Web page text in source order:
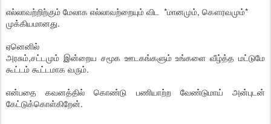
எல்லாவற்றிற்கும் மேலாக எல்லாவற்றையும் விட *மானமும், கௌரவமும்*
முக்கியமானது.
ஏனெனில்
அரசும்,சட்டமும் இன்றைய சமூக ஊடகங்களும் உங்களை வீழ்த்த மட்டுமே
கூட்டம் கூட்டமாக வரும்.
என்பதை கவனத்தில் கொண்டு பணியாற்ற வேண்டுமாய் அன்புடன்
கேட்டுக்கொள்கிறேன்.